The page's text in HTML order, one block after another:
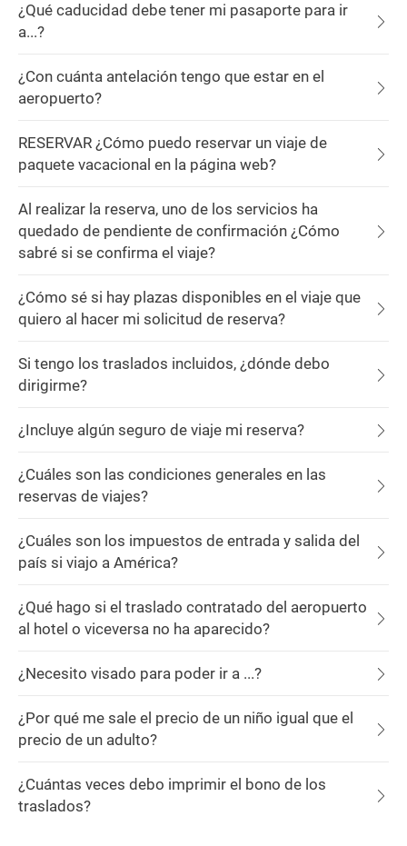
¿Qué caducidad debe tener mi pasaporte para ir
a...?
¿Con cuánta antelación tengo que estar en el
aeropuerto?
RESERVAR ¿Cómo puedo reservar un viaje de
paquete vacacional en la página web?
Al realizar la reserva, uno de los servicios ha
quedado de pendiente de confirmación ¿Cómo
sabré si se confirma el viaje?
¿Cómo sé si hay plazas disponibles en el viaje que
quiero al hacer mi solicitud de reserva?
Si tengo los traslados incluidos, ¿dónde debo
dirigirme?
¿Incluye algún seguro de viaje mi reserva?
¿Cuáles son las condiciones generales en las
reservas de viajes?
¿Cuáles son los impuestos de entrada y salida del
país si viajo a América?
¿Qué hago si el traslado contratado del aeropuerto
al hotel o viceversa no ha aparecido?
¿Necesito visado para poder ir a ...?
¿Por qué me sale el precio de un niño igual que el
precio de un adulto?
¿Cuántas veces debo imprimir el bono de los
traslados?